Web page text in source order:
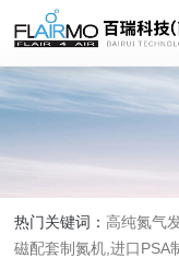
热门关键词： 高纯氮气
磁配套制氮机,进口PSA